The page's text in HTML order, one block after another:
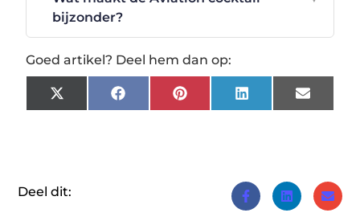
bijzonder?
Goed artikel? Deel hem dan op:
X
(Twitter)
FacebookPinterestLinkedInEmail
Deel dit: